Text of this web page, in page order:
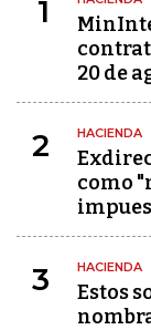
1
20 de
2 HACIENDA
como
3 HACIENDA
Estos